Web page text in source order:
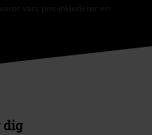
vars pris inkluderar en
dig